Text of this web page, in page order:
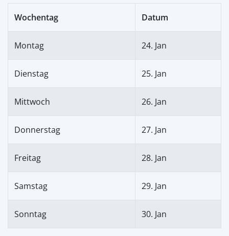
Wochentag Datum
Montag 24. Jan
Dienstag 25. Jan
Mittwoch 26. Jan
Donnerstag 27. Jan
Freitag 28. Jan
Samstag 29. Jan
Sonntag 30. Jan